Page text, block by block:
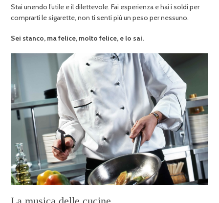
Stai unendo l’utile e il dilettevole. Fai esperienza e hai i soldi per
comprarti le sigarette, non ti senti più un peso per nessuno.
Sei stanco, ma felice, molto felice, e lo sai.